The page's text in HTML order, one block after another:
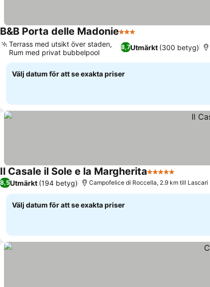
B&B Porta delle Madonie3 Stjärnor
8,7Utmärkt (300 betyg)
Terrass med utsikt över staden,
Rum med privat bubbelpool
Välj datum för att se exakta priser
Il Casale il Sole e la Margherita5 Stjärnor
8,5Utmärkt (194 betyg) Campofelice di Roccella, 2.9 km till Lascari
Välj datum för att se exakta priser